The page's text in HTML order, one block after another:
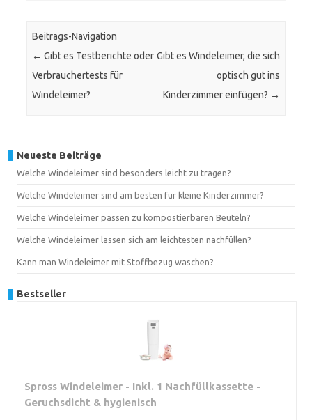
Beitrags-Navigation
← Gibt es Testberichte oder
Verbrauchertests für
Windeleimer?
Gibt es Windeleimer, die sich
optisch gut ins
Kinderzimmer einfügen? →
Neueste Beiträge
Welche Windeleimer sind besonders leicht zu tragen?
Welche Windeleimer sind am besten für kleine Kinderzimmer?
Welche Windeleimer passen zu kompostierbaren Beuteln?
Welche Windeleimer lassen sich am leichtesten nachfüllen?
Kann man Windeleimer mit Stoffbezug waschen?
Bestseller
Spross Windeleimer - Inkl. 1 Nachfüllkassette -
Geruchsdicht & hygienisch